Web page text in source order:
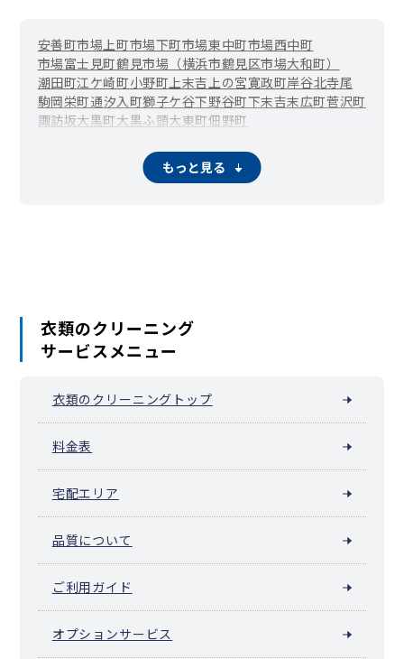
安善町市場上町市場下町市場東中町市場西中町
市場富士見町鶴見市場（横浜市鶴見区市場大和町）
潮田町江ケ崎町小野町上末吉上の宮寛政町岸谷北寺尾
駒岡栄町通汐入町獅子ケ谷下野谷町下末吉末広町菅沢町
諏訪坂大黒町大黒ふ頭大東町佃野町
東寺尾東台 東寺尾北台 平安町
元宮
もっと見る
衣類のクリーニング
サービスメニュー
衣類のクリーニングトップ
料金表
宅配エリア
品質について
ご利用ガイド
オプションサービス